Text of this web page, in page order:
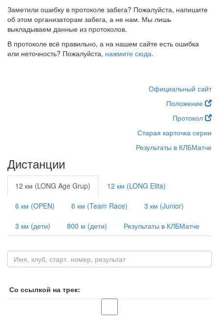
Заметили ошибку в протоколе забега? Пожалуйста, напишите
об этом организаторам забега, а не нам. Мы лишь
выкладываем данные из протоколов.
В протоколе всё правильно, а на нашем сайте есть ошибка
или неточность? Пожалуйста, нажмите сюда.
Официальный сайт
Положение
Протокол
Старая карточка серии
Результаты в КЛБМатче
Дистанции
12 км (LONG Age Grup) 12 км (LONG Elita)
6 км (OPEN) 6 км (Team Race) 3 км (Junior)
3 км (дети) 800 м (дети) Результаты в КЛБМатче
Со ссылкой на трек: